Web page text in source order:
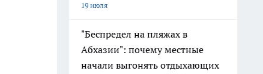
19 июля
"Беспредел на пляжах в
Абхазии": почему местные
начали выгонять отдыхающих